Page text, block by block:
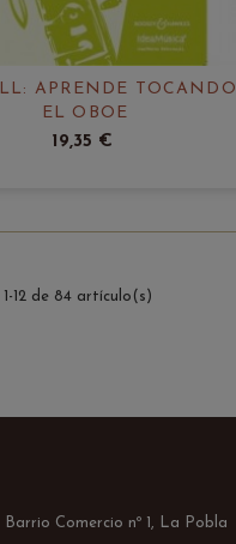
APRENDE TOCANDO
EL OBOE
19,35 €
12 de 84 artículo(s)
Barrio Comercio nº 1, La Pobla